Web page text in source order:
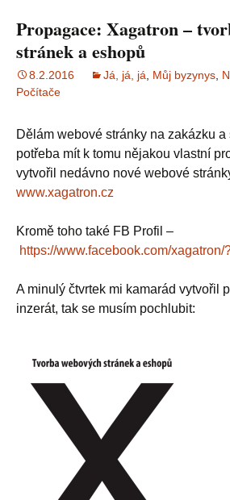
Propagace: Xagatron –
stránek a eshopů
8.2.2016 Já, já, já, Můj byzynys,
Počítače
Dělám webové stránky na zakázku
potřeba mít k tomu nějakou vlastní
vytvořil nedávno nové webové
www.xagatron.cz
Kromě toho také FB Profil –
https://www.facebook.com/xagatron/
A minulý čtvrtek mi kamarád vytvořil
inzerát, tak se musím pochlubit: